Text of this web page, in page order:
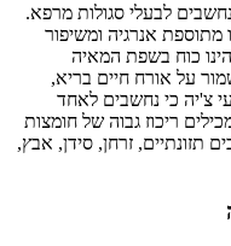
לבעלי סגולות מרפא.
מתוספת אנרגיה ומשיפור
כוח בשפת המאיה
על אורח חיים בריא,
צ'יה כי נחשבים לאחד
ריכוז גבוה של חומצות
בריאים דוגמת אומגה 3, סיבים תזונתיים, זרחן, סידן, אבץ,